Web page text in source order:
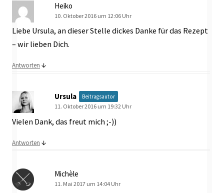
Heiko
10. Oktober 2016 um 12:06 Uhr
Liebe Ursula, an dieser Stelle dickes Danke für das Rezept
– wir lieben Dich.
Antworten ↓
Ursula Beitragsautor
11. Oktober 2016 um 19:32 Uhr
Vielen Dank, das freut mich ;-))
Antworten ↓
Michèle
11. Mai 2017 um 14:04 Uhr